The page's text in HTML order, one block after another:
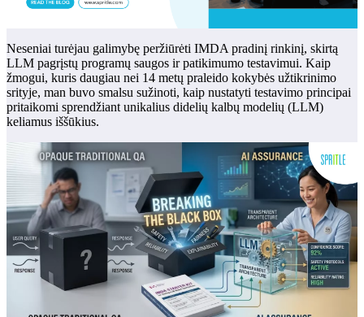
Neseniai turėjau galimybę peržiūrėti IMDA pradinį rinkinį, skirtą
LLM pagrįstų programų saugos ir patikimumo testavimui. Kaip
žmogui, kuris daugiau nei 14 metų praleido kokybės užtikrinimo
srityje, man buvo smalsu sužinoti, kaip nustatyti testavimo principai
pritaikomi sprendžiant unikalius didelių kalbų modelių (LLM)
keliamus iššūkius.